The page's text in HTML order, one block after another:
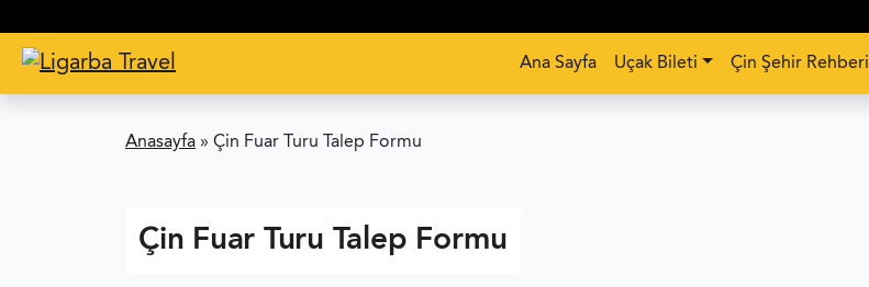
Ana Sayfa Uçak Bileti Çin Şehir Rehberi
Anasayfa » Çin Fuar Turu Talep Formu
Çin Fuar Turu Talep Formu